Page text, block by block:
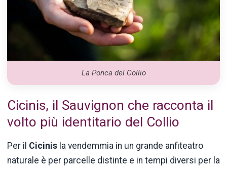
La Ponca del Collio
Cicinis, il Sauvignon che racconta il
volto più identitario del Collio
Per il Cicinis la vendemmia in un grande anfiteatro
naturale è per parcelle distinte e in tempi diversi per la